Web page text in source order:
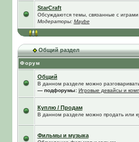
StarCraft
Обсуждаются темы, связанные с
Модераторы: Maybe
Общий раздел
Форум
Общий
В данном разделе можно
— подфорумы: Игровые девайсы и
Куплю / Продам
В данном разделе можно продать или
Фильмы и музыка